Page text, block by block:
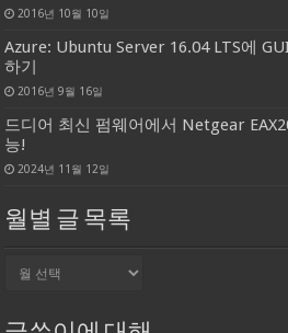
2016년 10월 10일
Azure: Ubuntu Server 16.04 LTS에
하기
2016년 9월 16일
드디어 최신 펌웨어에서 Netgear
능!
2024년 11월 12일
월별 글 목록
목